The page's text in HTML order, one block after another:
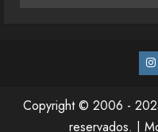
Copyright © 2006 -
reservados. |